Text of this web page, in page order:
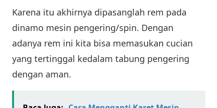
Karena itu akhirnya dipasanglah rem pada
dinamo mesin pengering/spin. Dengan
adanya rem ini kita bisa memasukan cucian
yang tertinggal kedalam tabung pengering
dengan aman.